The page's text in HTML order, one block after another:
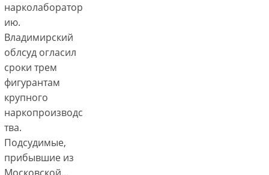
нарколаборатор
ию.
Владимирский
облсуд огласил
сроки трем
фигурантам
крупного
наркопроизводс
тва.
Подсудимые,
прибывшие из